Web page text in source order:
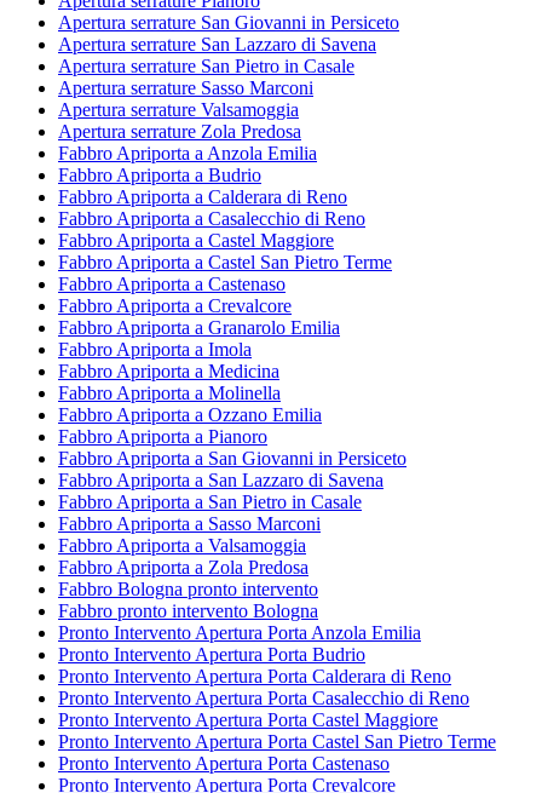
Apertura serrature San Giovanni in Persiceto
Apertura serrature San Lazzaro di Savena
Apertura serrature San Pietro in Casale
Apertura serrature Sasso Marconi
Apertura serrature Valsamoggia
Apertura serrature Zola Predosa
Fabbro Apriporta a Anzola Emilia
Fabbro Apriporta a Budrio
Fabbro Apriporta a Calderara di Reno
Fabbro Apriporta a Casalecchio di Reno
Fabbro Apriporta a Castel Maggiore
Fabbro Apriporta a Castel San Pietro Terme
Fabbro Apriporta a Castenaso
Fabbro Apriporta a Crevalcore
Fabbro Apriporta a Granarolo Emilia
Fabbro Apriporta a Imola
Fabbro Apriporta a Medicina
Fabbro Apriporta a Molinella
Fabbro Apriporta a Ozzano Emilia
Fabbro Apriporta a Pianoro
Fabbro Apriporta a San Giovanni in Persiceto
Fabbro Apriporta a San Lazzaro di Savena
Fabbro Apriporta a San Pietro in Casale
Fabbro Apriporta a Sasso Marconi
Fabbro Apriporta a Valsamoggia
Fabbro Apriporta a Zola Predosa
Fabbro Bologna pronto intervento
Fabbro pronto intervento Bologna
Pronto Intervento Apertura Porta Anzola Emilia
Pronto Intervento Apertura Porta Budrio
Pronto Intervento Apertura Porta Calderara di Reno
Pronto Intervento Apertura Porta Casalecchio di Reno
Pronto Intervento Apertura Porta Castel Maggiore
Pronto Intervento Apertura Porta Castel San Pietro Terme
Pronto Intervento Apertura Porta Castenaso
Pronto Intervento Apertura Porta Crevalcore